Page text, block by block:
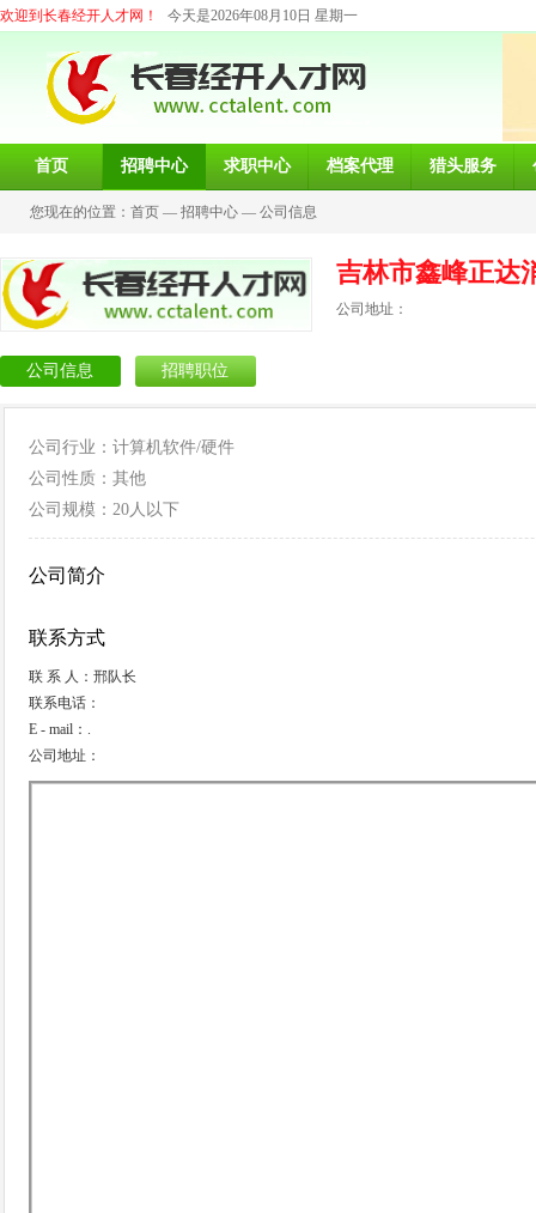
欢迎到长春经开人才网！ 今天是2026年08月10日 星期一
首页 招聘中心 求职中心 档案代理 猎头服务
您现在的位置： 首页 — 招聘中心 — 公司信息
吉林市鑫峰正达
公司地址：
公司信息 招聘职位
公司行业：计算机软件/硬件
公司性质：其他
公司规模：20人以下
公司简介
联系方式
联 系 人：邢队长
联系电话：
E - mail：.
公司地址：